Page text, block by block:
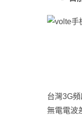
台灣3G
無電電波